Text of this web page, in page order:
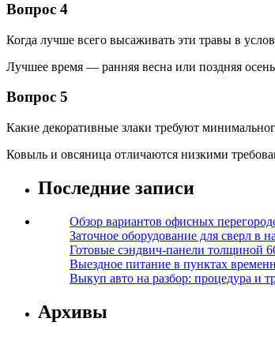
Вопрос 4
Когда лучше всего высаживать эти травы в
Лучшее время — ранняя весна или поздняя
Вопрос 5
Какие декоративные злаки требуют
Ковыль и овсяница отличаются низкими
Последние записи
Обзор вариантов офисных
Заточное оборудование для сверл в
Готовые сэндвич-панели толщиной
Выездное питание в пунктах
Выкуп авто на разбор: процедура и
Архивы